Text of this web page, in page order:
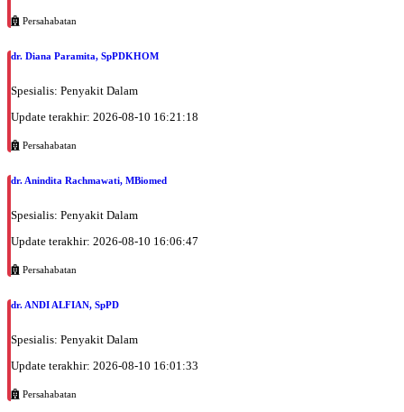
Persahabatan
dr. Diana Paramita, SpPDKHOM
Spesialis: Penyakit Dalam
Update terakhir: 2026-08-10 16:21:18
Persahabatan
dr. Anindita Rachmawati, MBiomed
Spesialis: Penyakit Dalam
Update terakhir: 2026-08-10 16:06:47
Persahabatan
dr. ANDI ALFIAN, SpPD
Spesialis: Penyakit Dalam
Update terakhir: 2026-08-10 16:01:33
Persahabatan